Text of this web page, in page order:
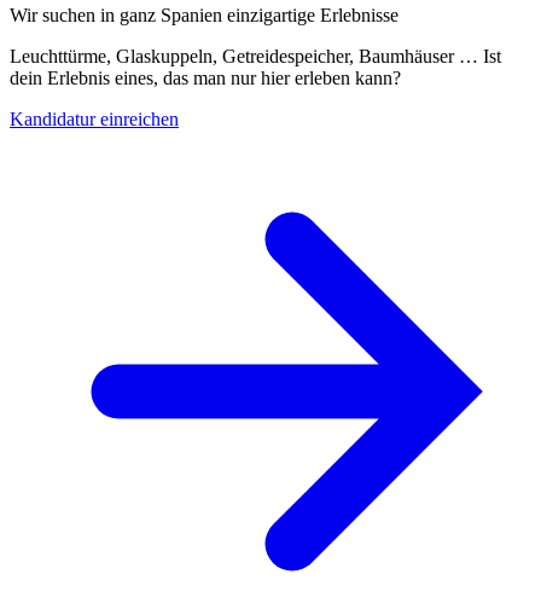
Wir suchen in ganz Spanien einzigartige Erlebnisse
Leuchttürme, Glaskuppeln, Getreidespeicher, Baumhäuser … Ist
dein Erlebnis eines, das man nur hier erleben kann?
Kandidatur einreichen